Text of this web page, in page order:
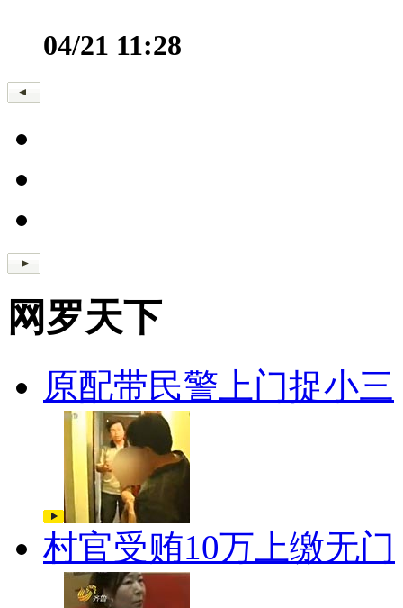
04/21 11:28
网罗天下
原配带民警上门捉小三
村官受贿10万上缴无门